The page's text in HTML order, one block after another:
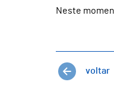
Neste
voltar